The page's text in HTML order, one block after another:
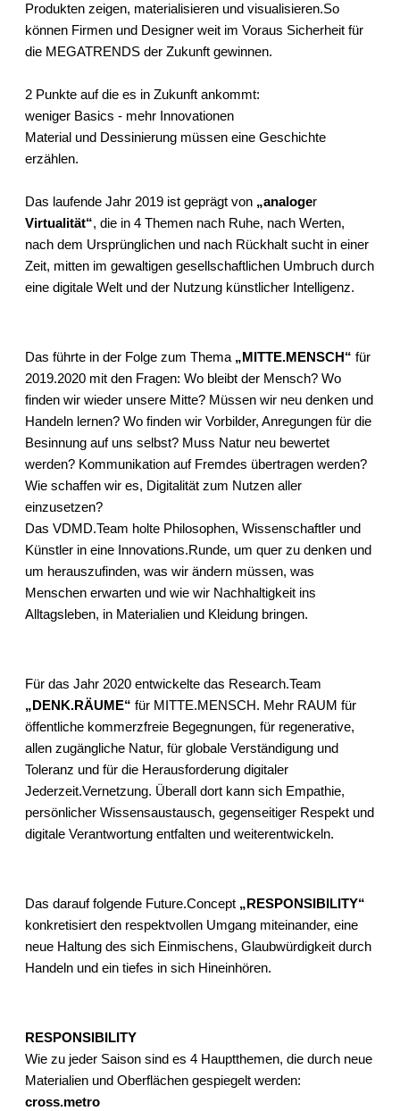
Produkten zeigen, materialisieren und visualisieren.So
können Firmen und Designer weit im Voraus Sicherheit für
die MEGATRENDS der Zukunft gewinnen.
2 Punkte auf die es in Zukunft ankommt:
weniger Basics - mehr Innovationen
Material und Dessinierung müssen eine Geschichte
erzählen.
Das laufende Jahr 2019 ist geprägt von „analoger
Virtualität“, die in 4 Themen nach Ruhe, nach Werten,
nach dem Ursprünglichen und nach Rückhalt sucht in einer
Zeit, mitten im gewaltigen gesellschaftlichen Umbruch durch
eine digitale Welt und der Nutzung künstlicher Intelligenz.
Das führte in der Folge zum Thema „MITTE.MENSCH“ für
2019.2020 mit den Fragen: Wo bleibt der Mensch? Wo
finden wir wieder unsere Mitte? Müssen wir neu denken und
Handeln lernen? Wo finden wir Vorbilder, Anregungen für die
Besinnung auf uns selbst? Muss Natur neu bewertet
werden? Kommunikation auf Fremdes übertragen werden?
Wie schaffen wir es, Digitalität zum Nutzen aller
einzusetzen?
Das VDMD.Team holte Philosophen, Wissenschaftler und
Künstler in eine Innovations.Runde, um quer zu denken und
um herauszufinden, was wir ändern müssen, was
Menschen erwarten und wie wir Nachhaltigkeit ins
Alltagsleben, in Materialien und Kleidung bringen.
Für das Jahr 2020 entwickelte das Research.Team
„DENK.RÄUME“ für MITTE.MENSCH. Mehr RAUM für
öffentliche kommerzfreie Begegnungen, für regenerative,
allen zugängliche Natur, für globale Verständigung und
Toleranz und für die Herausforderung digitaler
Jederzeit.Vernetzung. Überall dort kann sich Empathie,
persönlicher Wissensaustausch, gegenseitiger Respekt und
digitale Verantwortung entfalten und weiterentwickeln.
Das darauf folgende Future.Concept „RESPONSIBILITY“
konkretisiert den respektvollen Umgang miteinander, eine
neue Haltung des sich Einmischens, Glaubwürdigkeit durch
Handeln und ein tiefes in sich Hineinhören.
RESPONSIBILITY
Wie zu jeder Saison sind es 4 Hauptthemen, die durch neue
Materialien und Oberflächen gespiegelt werden:
cross.metro